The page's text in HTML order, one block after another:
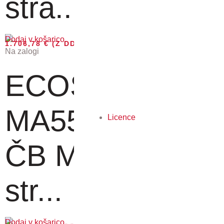
Licence
stra...
1.706,78€(Z DDV)
Dodaj v košarico
Na zalogi
ECOSYS
MA5500ifx - A4
ČB MFP, 55
str...